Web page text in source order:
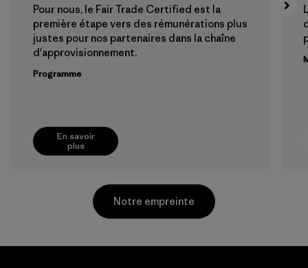
En savoir
plus
Pour nous, le Fair Trade Certified est la
première étape vers des rémunérations plus
justes pour nos partenaires dans la chaîne
d'approvisionnement.
Programme
Notre empreinte